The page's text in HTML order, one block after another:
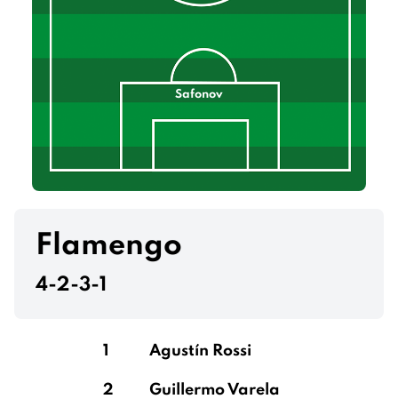
Safonov
Flamengo
4-2-3-1
1 Agustín Rossi
2 Guillermo Varela